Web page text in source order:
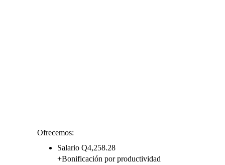
Ofrecemos:
Salario Q4,258.28
+Bonificación por productividad